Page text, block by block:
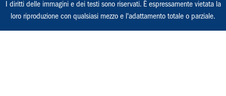
I diritti delle immagini e dei testi sono riservati. È espressamente vietata la
loro riproduzione con qualsiasi mezzo e l'adattamento totale o parziale.